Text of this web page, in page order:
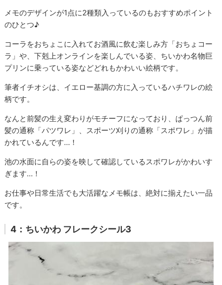
メモのデザインが1点に2種類入っているのもおすすめポイント
のひとつ♪
コーラをおちょこに入れてお酒風に飲む楽しみ方「おちょコー
ラ」や、下剋上オンラインを楽しんでいる姿、ちいかわ名物巨
プリンに乗っている姿などどれもかわいい絵柄です。
筆者イチオシは、イエロー基調の方に入っているハチワレの絵
柄です。
なんと前髪の生え変わりがモチーフになっており、ぱっつん前
髪の通称「パツワレ」、スポーツ刈りの通称「スポワレ」が描
かれているんです…！
池の水面に自らの姿を映して確認しているスポワレがかわいす
ぎます…！
お仕事や日常生活でも大活躍なメモ帳は、絶対に揃えたい一品
です。
4：ちいかわ フレークシール3